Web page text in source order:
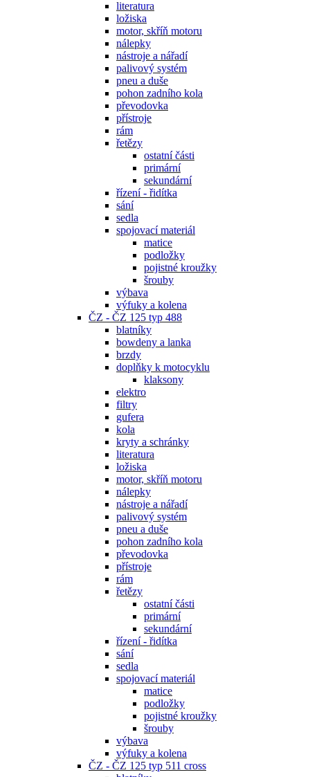
literatura
ložiska
motor, skříň motoru
nálepky
nástroje a nářadí
palivový systém
pneu a duše
pohon zadního kola
převodovka
přístroje
rám
řetězy
ostatní části
primární
sekundární
řízení - řidítka
sání
sedla
spojovací materiál
matice
podložky
pojistné kroužky
šrouby
výbava
výfuky a kolena
ČZ - ČZ 125 typ 488
blatníky
bowdeny a lanka
brzdy
doplňky k motocyklu
klaksony
elektro
filtry
gufera
kola
kryty a schránky
literatura
ložiska
motor, skříň motoru
nálepky
nástroje a nářadí
palivový systém
pneu a duše
pohon zadního kola
převodovka
přístroje
rám
řetězy
ostatní části
primární
sekundární
řízení - řidítka
sání
sedla
spojovací materiál
matice
podložky
pojistné kroužky
šrouby
výbava
výfuky a kolena
ČZ - ČZ 125 typ 511 cross